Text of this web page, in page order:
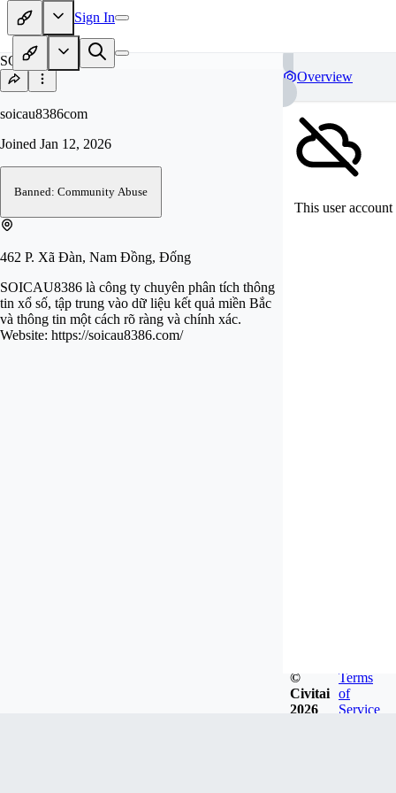
Sign In
SO
soicau8386com
Joined Jan 12, 2026
Banned: Community Abuse
462 P. Xã Đàn, Nam Đồng, Đống
SOICAU8386 là công ty chuyên phân tích thông
tin xổ số, tập trung vào dữ liệu kết quả miền Bắc
và thông tin một cách rõ ràng và chính xác.
Website: https://soicau8386.com/
Overview
This user
©
Civitai
2026
Terms
of
Service